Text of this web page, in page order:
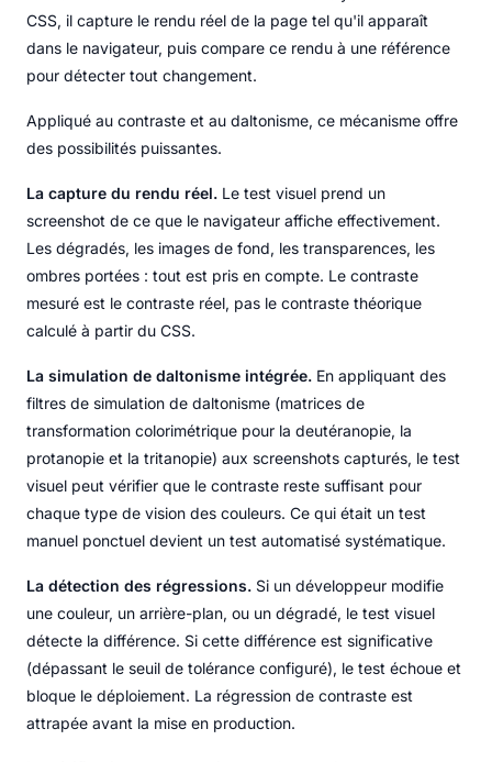
CSS, il capture le rendu réel de la page tel qu'il apparaît
dans le navigateur, puis compare ce rendu à une référence
pour détecter tout changement.
Appliqué au contraste et au daltonisme, ce mécanisme offre
des possibilités puissantes.
La capture du rendu réel. Le test visuel prend un
screenshot de ce que le navigateur affiche effectivement.
Les dégradés, les images de fond, les transparences, les
ombres portées : tout est pris en compte. Le contraste
mesuré est le contraste réel, pas le contraste théorique
calculé à partir du CSS.
La simulation de daltonisme intégrée. En appliquant des
filtres de simulation de daltonisme (matrices de
transformation colorimétrique pour la deutéranopie, la
protanopie et la tritanopie) aux screenshots capturés, le test
visuel peut vérifier que le contraste reste suffisant pour
chaque type de vision des couleurs. Ce qui était un test
manuel ponctuel devient un test automatisé systématique.
La détection des régressions. Si un développeur modifie
une couleur, un arrière-plan, ou un dégradé, le test visuel
détecte la différence. Si cette différence est significative
(dépassant le seuil de tolérance configuré), le test échoue et
bloque le déploiement. La régression de contraste est
attrapée avant la mise en production.